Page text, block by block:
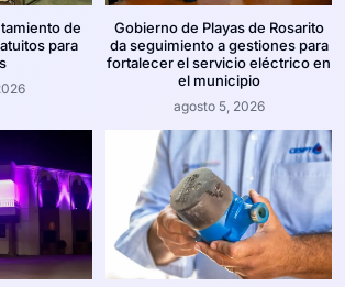
de
para
Gobierno de Playas de Rosarito
da seguimiento a gestiones para
fortalecer el servicio eléctrico en
el municipio
agosto 5, 2026